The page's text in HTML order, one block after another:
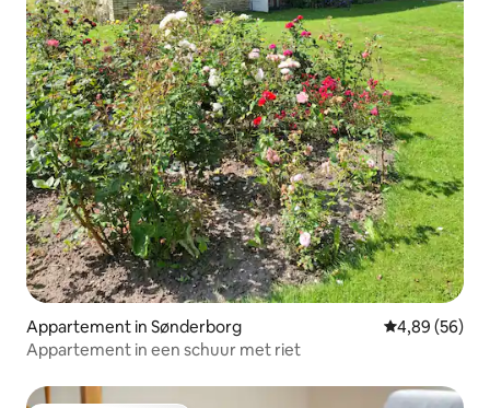
Appartement in Sønderborg Gemiddelde
4,89 (56)
Appartement in een schuur met riet